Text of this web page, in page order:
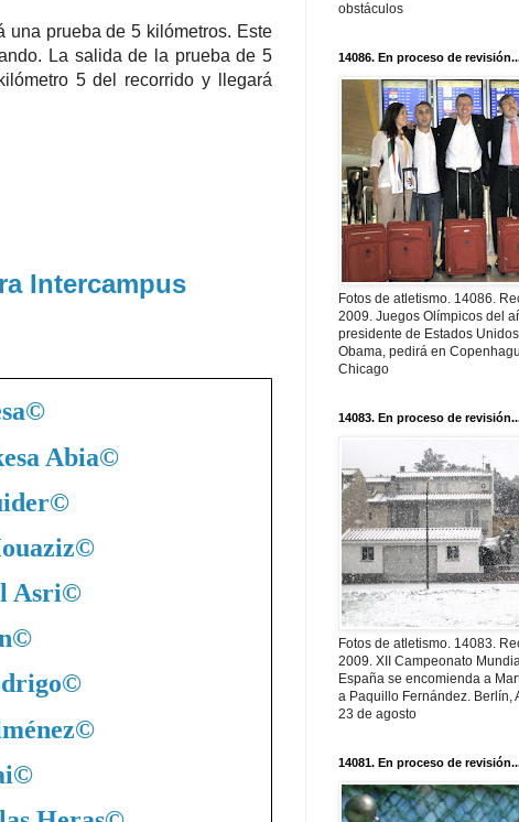
una prueba de 5 kilómetros. Este
La salida de la prueba de 5
5 del recorrido y llegará
Intercampus
©
Abia©
©
©
Asri©
©
©
©
©
obstáculos
14086. En proceso de
Fotos de atletismo. 14086.
2009. Juegos Olímpicos del
presidente de Estados
Obama, pedirá en
Chicago
14083. En proceso de
Fotos de atletismo. 14083.
2009. XII Campeonato
España se encomienda a
a Paquillo Fernández. Berlín,
23 de agosto
14081. En proceso de